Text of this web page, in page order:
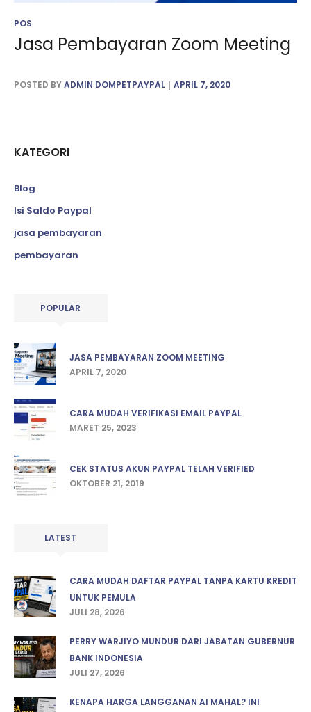
POS
Jasa Pembayaran Zoom Meeting
POSTED BYADMIN DOMPETPAYPAL APRIL 7, 2020
KATEGORI
Blog
Isi Saldo Paypal
jasa pembayaran
pembayaran
POPULAR
JASA PEMBAYARAN ZOOM MEETING
APRIL 7, 2020
CARA MUDAH VERIFIKASI EMAIL PAYPAL
MARET 25, 2023
CEK STATUS AKUN PAYPAL TELAH VERIFIED
OKTOBER 21, 2019
LATEST
CARA MUDAH DAFTAR PAYPAL TANPA KARTU KREDIT
UNTUK PEMULA
JULI 28, 2026
PERRY WARJIYO MUNDUR DARI JABATAN GUBERNUR
BANK INDONESIA
JULI 27, 2026
KENAPA HARGA LANGGANAN AI MAHAL? INI